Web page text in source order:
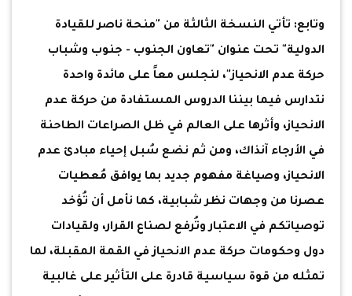
وتابع: تأتي النسخة الثالثة من "منحة ناصر للقيادة
الدولية" تحت عنوان "تعاون الجنوب - جنوب وشباب
حركة عدم الانحياز"، لنجلس معاً على مائدة واحدة
نتدارس فيما بيننا الدروس المستفادة من حركة عدم
الانحياز، وأثرها على العالم في ظل الصراعات الطاحنة
في الأرجاء آنذاك، ومن ثم نضع سُبل إحياء مبادئ عدم
الانحياز، وصياغة مفهوم جديد بما يوافق مُعطيات
عصرنا من وجهات نظر شبابية، كما نأمل أن تُؤخد
توصياتكم في الاعتبار وتُرفع لصناع القرار، ولقيادات
دول وحكومات حركة عدم الانحياز في القمة المقبلة، لما
تمثله من قوة سياسية قادرة على التأثير على غالبية